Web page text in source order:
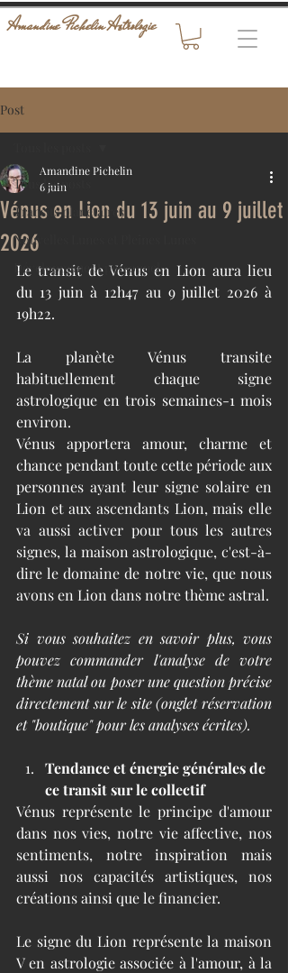
Amandine Pichelin Astrologie
Post
Tous les posts
Transits planétaires
Nouvelles Lunes et Pleines Lunes
Développement personnel
Vénus en Lion du 13 juin au 9 juillet
2026
Amandine Pichelin
6 juin
Le transit de Vénus en Lion aura lieu
du 13 juin à 12h47 au 9 juillet 2026 à
19h22.
La planète Vénus transite
habituellement chaque signe
astrologique en trois semaines-1 mois
environ.
Vénus apportera amour, charme et
chance pendant toute cette période aux
personnes ayant leur signe solaire en
Lion et aux ascendants Lion, mais elle
va aussi activer pour tous les autres
signes, la maison astrologique, c'est-à-
dire le domaine de notre vie, que nous
Si vous souhaitez en savoir plus, vous
pouvez commander l'analyse de votre
thème natal ou poser une question précise
directement sur le site (onglet réservation
et "boutique" pour les analyses écrites).
Tendance et énergie générales de
ce transit sur le collectif
Vénus représente le principe d'amour
dans nos vies, notre vie affective, nos
sentiments, notre inspiration mais
aussi nos capacités artistiques, nos
créations ainsi que le financier.
Le signe du Lion représente la maison
V en astrologie associée à l'amour, à la